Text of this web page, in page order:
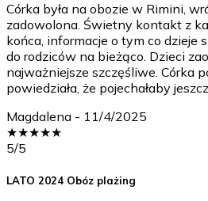
Córka była na obozie w Rimini,
zadowolona. Świetny kontakt z
końca, informacje o tym co dzieje
do rodziców na bieżąco. Dzieci
najważniejsze szczęśliwe. Córka
powiedziała, że pojechałaby
Magdalena - 11/4/2025
★★★★★
5/5
LATO 2024 Obóz plażing